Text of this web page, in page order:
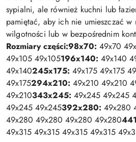
sypialni, ale również kuchni lub
pamiętać, aby ich nie umieszczać w
wilgotności lub w bezpośrednim
Rozmiary części:98x70: 49x70
49x105 49x105196x140: 49x140
49x140245x175: 49x175 49x175
49x175294x210: 49x210 49x210
49x210343x245: 49x245 49x245
49x245 49x245392x280: 49x280
49x280 49x280 49x280 49x280
49x315 49x315 49x315 49x315